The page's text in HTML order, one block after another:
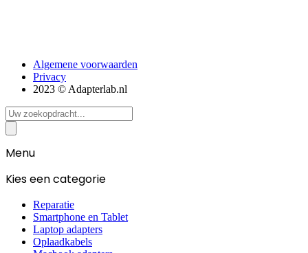
Algemene voorwaarden
Privacy
2023 © Adapterlab.nl
Search
...
Menu
Kies een categorie
Reparatie
Smartphone en Tablet
Laptop adapters
Oplaadkabels